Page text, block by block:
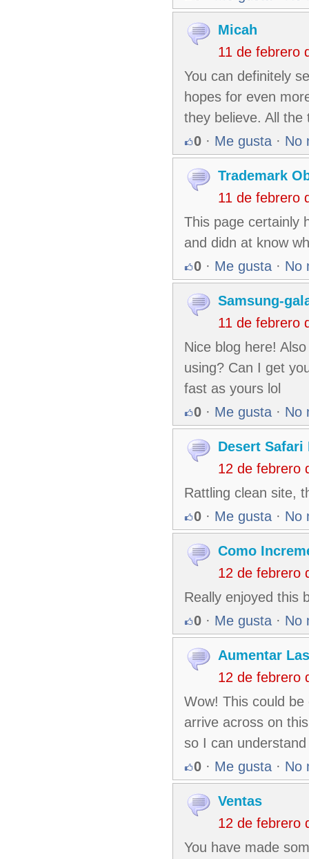
Micah
11 de febrero
You can definitely
hopes for even
they believe. All
0 · Me gusta · No
Trademark
11 de febrero
This page certainly
and didn at know
0 · Me gusta · No
Samsung-
11 de febrero
Nice blog here!
using? Can I get
fast as yours lol
0 · Me gusta · No
Desert Safari
12 de febrero
Rattling clean site,
0 · Me gusta · No
Como
12 de febrero
Really enjoyed this
0 · Me gusta · No
Aumentar
12 de febrero
Wow! This could
arrive across on
so I can
0 · Me gusta · No
Ventas
12 de febrero
You have made